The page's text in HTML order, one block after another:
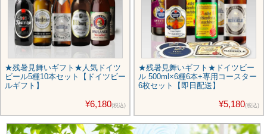
★残暑見舞いギフト★人気ドイツ
ビール5種10本セット【ドイツビー
ルギフト】
¥6,180(税込)
★残暑見舞いギフト★ドイツビー
ル 500ml×6種6本+専用コースター
6枚セット【即日配送】
¥5,180(税込)